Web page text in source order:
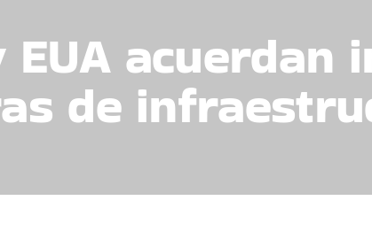
EUA acuerdan
de